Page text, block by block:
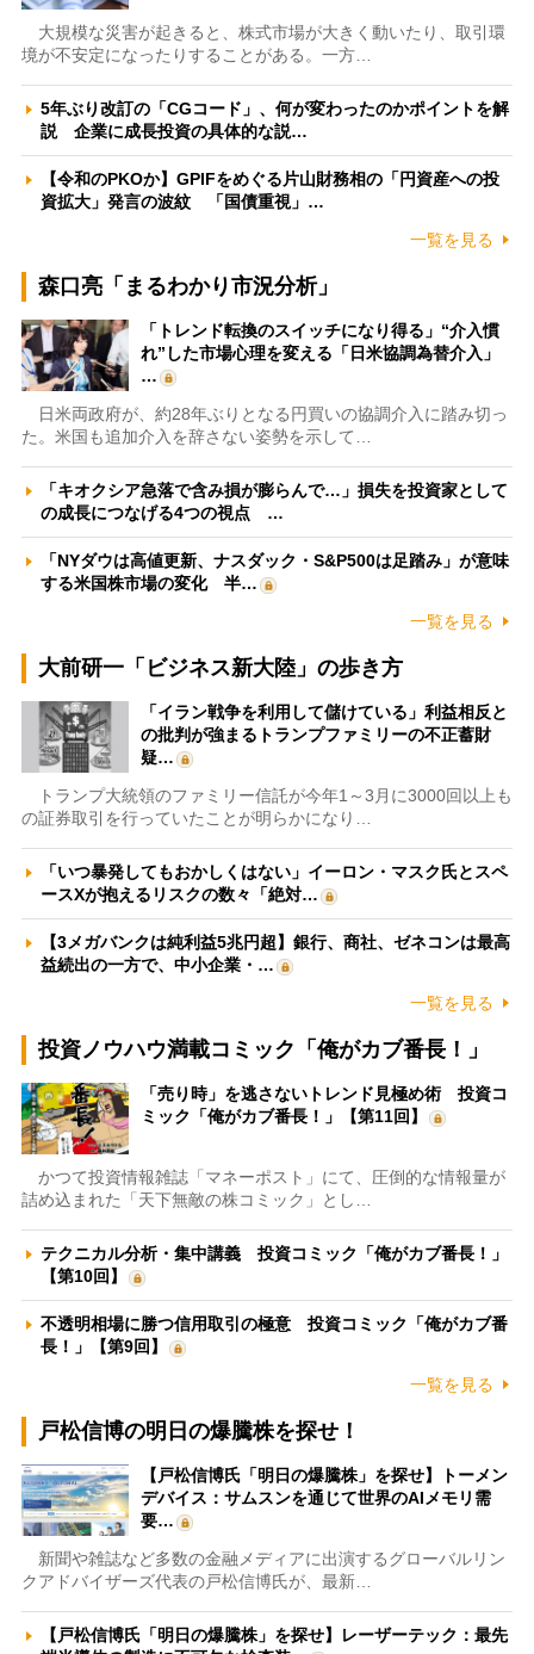
大規模な災害が起きると、株式市場が大きく動いたり、取引環
境が不安定になったりすることがある。一方…
5年ぶり改訂の「CGコード」、何が変わったのかポイントを解
説 企業に成長投資の具体的な説…
【令和のPKOか】GPIFをめぐる片山財務相の「円資産への投
資拡大」発言の波紋 「国債重視」…
一覧を見る
森口亮「まるわかり市況分析」
「トレンド転換のスイッチになり得る」“介入慣
れ”した市場心理を変える「日米協調為替介入」
…
日米両政府が、約28年ぶりとなる円買いの協調介入に踏み切っ
た。米国も追加介入を辞さない姿勢を示して…
「キオクシア急落で含み損が膨らんで…」損失を投資家として
の成長につなげる4つの視点 …
「NYダウは高値更新、ナスダック・S&P500は足踏み」が意味
する米国株市場の変化 半…
一覧を見る
大前研一「ビジネス新大陸」の歩き方
「イラン戦争を利用して儲けている」利益相反と
の批判が強まるトランプファミリーの不正蓄財
疑…
トランプ大統領のファミリー信託が今年1～3月に3000回以上も
の証券取引を行っていたことが明らかになり…
「いつ暴発してもおかしくはない」イーロン・マスク氏とスペ
ースXが抱えるリスクの数々「絶対…
【3メガバンクは純利益5兆円超】銀行、商社、ゼネコンは最高
益続出の一方で、中小企業・…
一覧を見る
投資ノウハウ満載コミック「俺がカブ番長！」
「売り時」を逃さないトレンド見極め術 投資コ
ミック「俺がカブ番長！」【第11回】
かつて投資情報雑誌「マネーポスト」にて、圧倒的な情報量が
詰め込まれた「天下無敵の株コミック」とし…
テクニカル分析・集中講義 投資コミック「俺がカブ番長！」
【第10回】
不透明相場に勝つ信用取引の極意 投資コミック「俺がカブ番
長！」【第9回】
一覧を見る
戸松信博の明日の爆騰株を探せ！
【戸松信博氏「明日の爆騰株」を探せ】トーメン
デバイス：サムスンを通じて世界のAIメモリ需
要…
新聞や雑誌など多数の金融メディアに出演するグローバルリン
クアドバイザーズ代表の戸松信博氏が、最新…
【戸松信博氏「明日の爆騰株」を探せ】レーザーテック：最先